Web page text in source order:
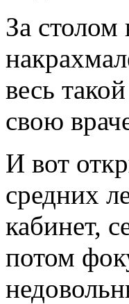
За столом
весь
свою
И вот
средних
кабинет,
потом